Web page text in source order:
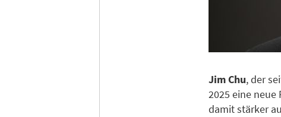
Jim Chu, der
2025 eine
damit stärker